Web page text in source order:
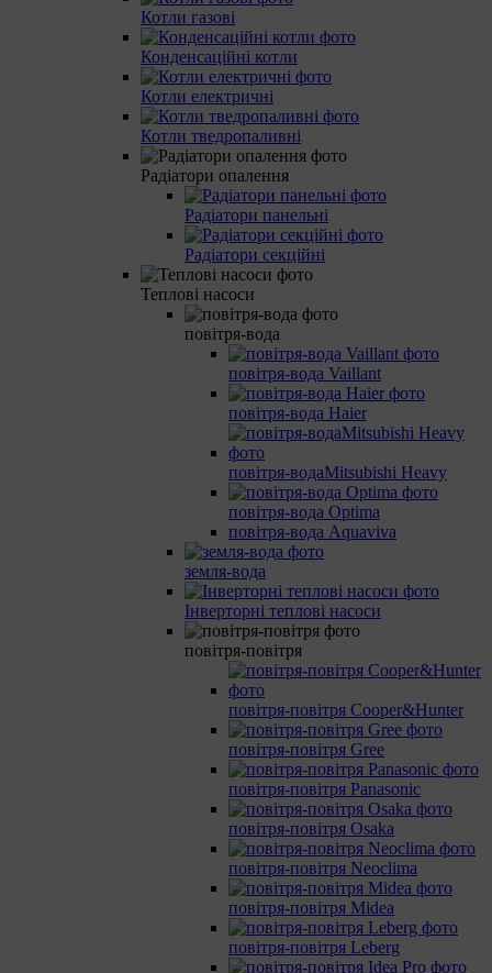
Котли газові
Конденсаційні котли
Котли електричні
Котли тведропаливні
Радіатори опалення
Радіатори панельні
Радіатори секційні
Теплові насоси
повітря-вода
повітря-вода Vaillant
повітря-вода Haier
повітря-водаMitsubishi Heavy
повітря-вода Optima
повітря-вода Aquaviva
земля-вода
Інверторні теплові насоси
повітря-повітря
повітря-повітря Cooper&Hunter
повітря-повітря Gree
повітря-повітря Panasonic
повітря-повітря Osaka
повітря-повітря Neoclima
повітря-повітря Midea
повітря-повітря Leberg